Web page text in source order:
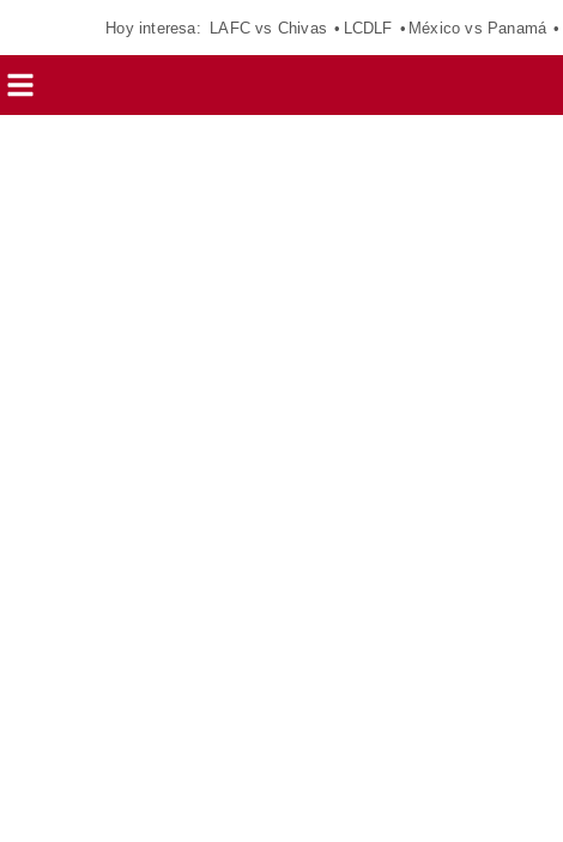
Hoy interesa: LAFC vs Chivas LCDLF México vs Panamá